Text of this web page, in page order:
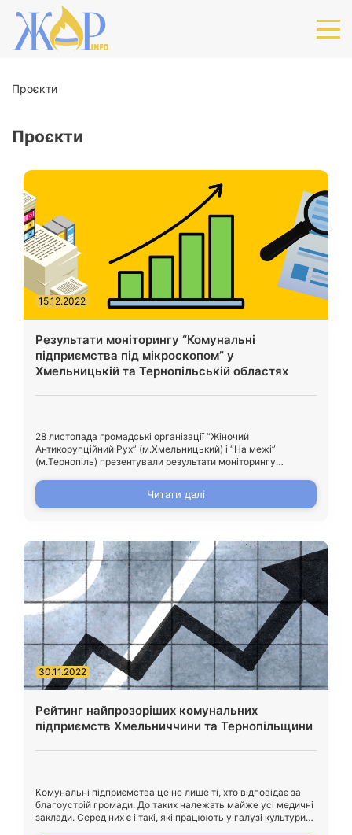
Проєкти
Проєкти
15.12.2022
Результати моніторингу “Комунальні
підприємства під мікроскопом” у
Хмельницькій та Тернопільській областях
28 листопада громадські організації “Жіночий
Антикорупційний Рух” (м.Хмельницький) і “На межі”
(м.Тернопіль) презентували результати моніторингу
проводився у рамках проєкту “Підвищення рівня прозорості
та підзвітності комунальних підприємств Хмельницької і
Тернопільської областей”. Моніторинг діяльності
обрано по 20 комунальних підприємств Хмельниччини […]
Читати далі
30.11.2022
Рейтинг найпрозоріших комунальних
підприємств Хмельниччини та Тернопільщини
Комунальні підприємства це не лише ті, хто відповідає за
благоустрій громади. До таких належать майже усі медичні
заклади. Серед них є і такі, які працюють у галузі культури